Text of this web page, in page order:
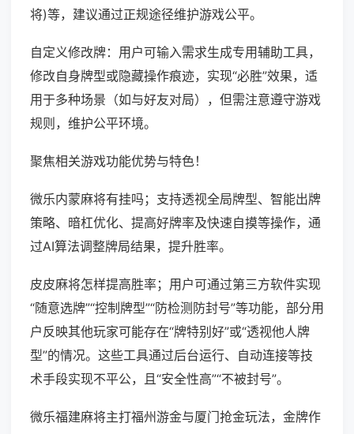
将)等，建议通过正规途径维护游戏公平。
自定义修改牌：用户可输入需求生成专用辅助工具，
修改自身牌型或隐藏操作痕迹，实现“必胜”效果，适
用于多种场景（如与好友对局），但需注意遵守游戏
规则，维护公平环境。
聚焦相关游戏功能优势与特色！
微乐内蒙麻将有挂吗；支持透视全局牌型、智能出牌
策略、暗杠优化、提高好牌率及快速自摸等操作，通
过AI算法调整牌局结果，提升胜率。
皮皮麻将怎样提高胜率；用户可通过第三方软件实现
“随意选牌”“控制牌型”“防检测防封号”等功能，部分用
户反映其他玩家可能存在“牌特别好”或“透视他人牌
型”的情况。这些工具通过后台运行、自动连接等技
术手段实现不平公，且“安全性高”“不被封号”。
微乐福建麻将主打福州游金与厦门抢金玩法，金牌作